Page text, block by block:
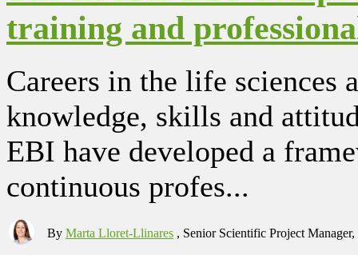
training and
Careers in the life
knowledge, skills and
EBI have developed a
continuous profes...
By Marta Lloret-Llinares , Senior Scientific Project